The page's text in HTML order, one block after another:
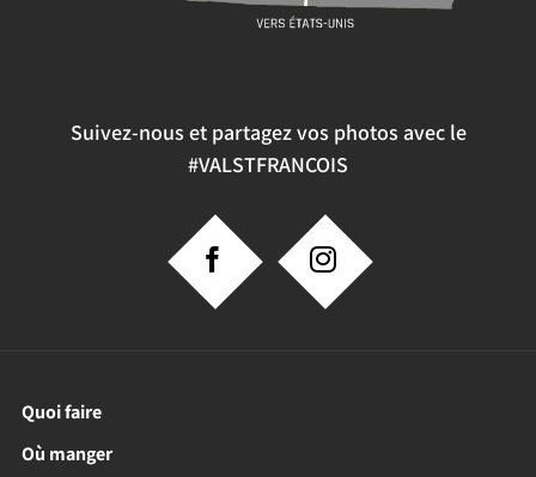
Suivez-nous et partagez vos photos avec le
#VALSTFRANCOIS
Quoi faire
Où manger